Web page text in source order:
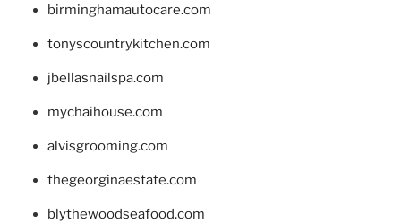
birminghamautocare.com
tonyscountrykitchen.com
jbellasnailspa.com
mychaihouse.com
alvisgrooming.com
thegeorginaestate.com
blythewoodseafood.com